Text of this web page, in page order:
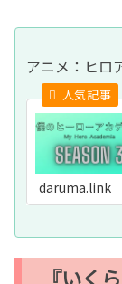
アニメ：ヒロ
daruma.link
『いく